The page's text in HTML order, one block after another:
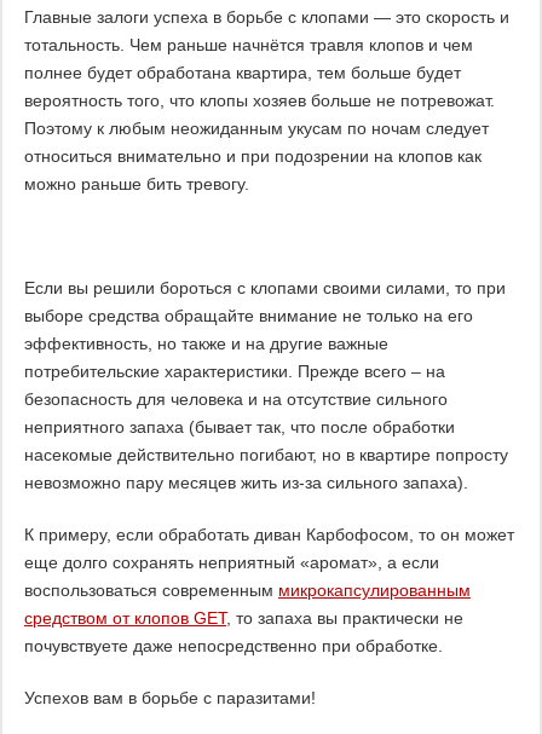
Главные залоги успеха в борьбе с клопами — это скорость и
тотальность. Чем раньше начнётся травля клопов и чем
полнее будет обработана квартира, тем больше будет
вероятность того, что клопы хозяев больше не потревожат.
Поэтому к любым неожиданным укусам по ночам следует
относиться внимательно и при подозрении на клопов как
можно раньше бить тревогу.
Если вы решили бороться с клопами своими силами, то при
выборе средства обращайте внимание не только на его
эффективность, но также и на другие важные
потребительские характеристики. Прежде всего – на
безопасность для человека и на отсутствие сильного
неприятного запаха (бывает так, что после обработки
насекомые действительно погибают, но в квартире попросту
невозможно пару месяцев жить из-за сильного запаха).
К примеру, если обработать диван Карбофосом, то он может
еще долго сохранять неприятный «аромат», а если
воспользоваться современным микрокапсулированным
средством от клопов GET, то запаха вы практически не
почувствуете даже непосредственно при обработке.
Успехов вам в борьбе с паразитами!